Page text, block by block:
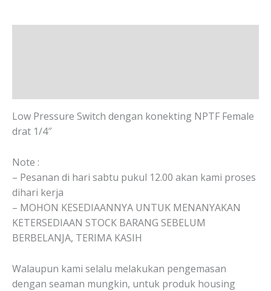
Low Pressure Switch dengan konekting NPTF Female
drat 1/4″
Note :
– Pesanan di hari sabtu pukul 12.00 akan kami proses
dihari kerja
– MOHON KESEDIAANNYA UNTUK MENANYAKAN
KETERSEDIAAN STOCK BARANG SEBELUM
BERBELANJA, TERIMA KASIH
Walaupun kami selalu melakukan pengemasan
dengan seaman mungkin, untuk produk housing